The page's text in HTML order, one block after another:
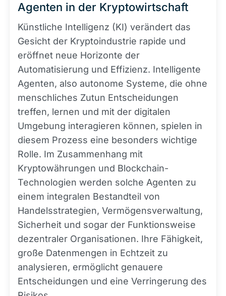
Agenten in der Kryptowirtschaft
Künstliche Intelligenz (KI) verändert das
Gesicht der Kryptoindustrie rapide und
eröffnet neue Horizonte der
Automatisierung und Effizienz. Intelligente
Agenten, also autonome Systeme, die ohne
menschliches Zutun Entscheidungen
treffen, lernen und mit der digitalen
Umgebung interagieren können, spielen in
diesem Prozess eine besonders wichtige
Rolle. Im Zusammenhang mit
Kryptowährungen und Blockchain-
Technologien werden solche Agenten zu
einem integralen Bestandteil von
Handelsstrategien, Vermögensverwaltung,
Sicherheit und sogar der Funktionsweise
dezentraler Organisationen. Ihre Fähigkeit,
große Datenmengen in Echtzeit zu
analysieren, ermöglicht genauere
Entscheidungen und eine Verringerung des